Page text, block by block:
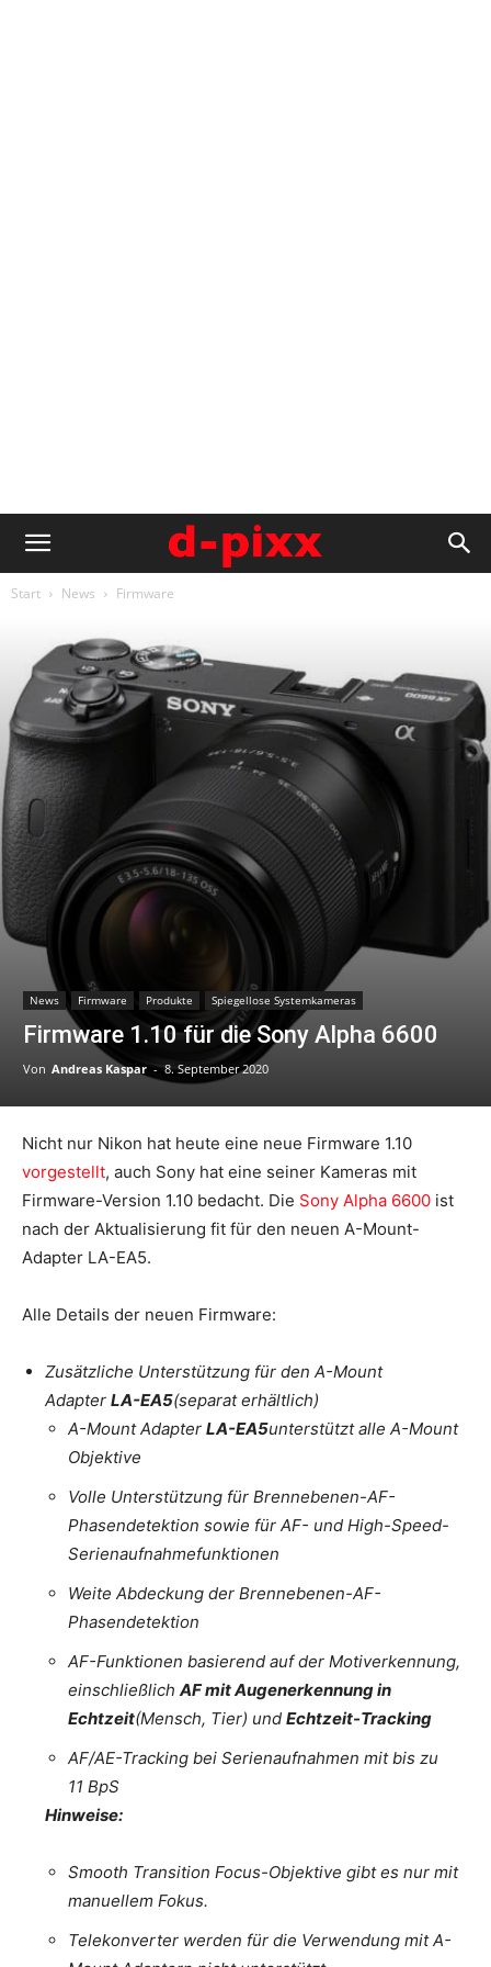
Start News Firmware
News Firmware Produkte Spiegellose Systemkameras
Firmware 1.10 für die Sony Alpha 6600
Von Andreas Kaspar - 8. September 2020
Nicht nur Nikon hat heute eine neue Firmware 1.10
vorgestellt, auch Sony hat eine seiner Kameras mit
Firmware-Version 1.10 bedacht. Die Sony Alpha 6600 ist
nach der Aktualisierung fit für den neuen A-Mount-
Adapter LA-EA5.
Alle Details der neuen Firmware:
Zusätzliche Unterstützung für den A-Mount
Adapter LA-EA5(separat erhältlich)
A-Mount Adapter LA-EA5unterstützt alle A-Mount
Objektive
Volle Unterstützung für Brennebenen-AF-
Phasendetektion sowie für AF- und High-Speed-
Serienaufnahmefunktionen
Weite Abdeckung der Brennebenen-AF-
Phasendetektion
AF-Funktionen basierend auf der Motiverkennung,
einschließlich AF mit Augenerkennung in
Echtzeit(Mensch, Tier) und Echtzeit-Tracking
AF/AE-Tracking bei Serienaufnahmen mit bis zu
11 BpS
Hinweise:
Smooth Transition Focus-Objektive gibt es nur mit
manuellem Fokus.
Telekonverter werden für die Verwendung mit A-